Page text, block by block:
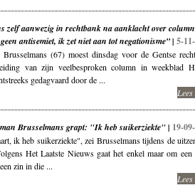
zelf aanwezig in rechtbank na aanklacht over
antisemiet, ik zet niet aan tot negationisme” | 5-
(67) moest dinsdag voor de Gentse
van zijn veelbesproken column in weekblad
gedagvaard door de ...
Brusselmans grapt: "Ik heb suikerziekte" | 19-
ik heb suikerziekte", zei Brusselmans tijdens de
Het Laatste Nieuws gaat het enkel maar om een
zin in die ...